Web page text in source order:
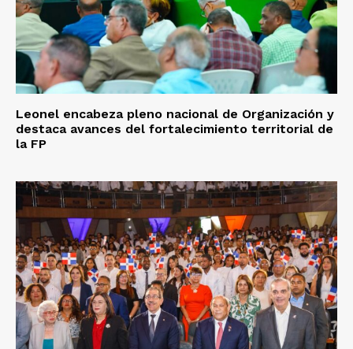
Leonel encabeza pleno nacional de Organización y
destaca avances del fortalecimiento territorial de
la FP